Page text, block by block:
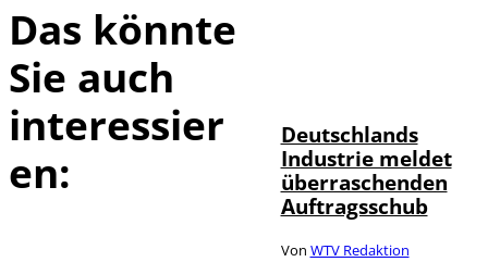
Das könnte
Sie auch
interessier
en:
Deutschlands
Industrie meldet
überraschenden
Auftragsschub
Von WTV Redaktion